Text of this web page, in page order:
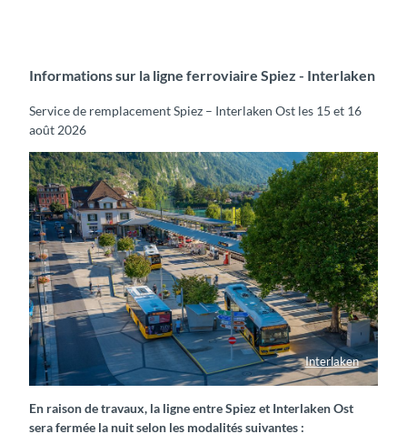
Informations sur la ligne ferroviaire Spiez - Interlaken
Service de remplacement Spiez – Interlaken Ost les 15 et 16
août 2026
Interlaken
Bahnhof Interlaken West mit Postautos
En raison de travaux, la ligne entre Spiez et Interlaken Ost
sera fermée la nuit selon les modalités suivantes :